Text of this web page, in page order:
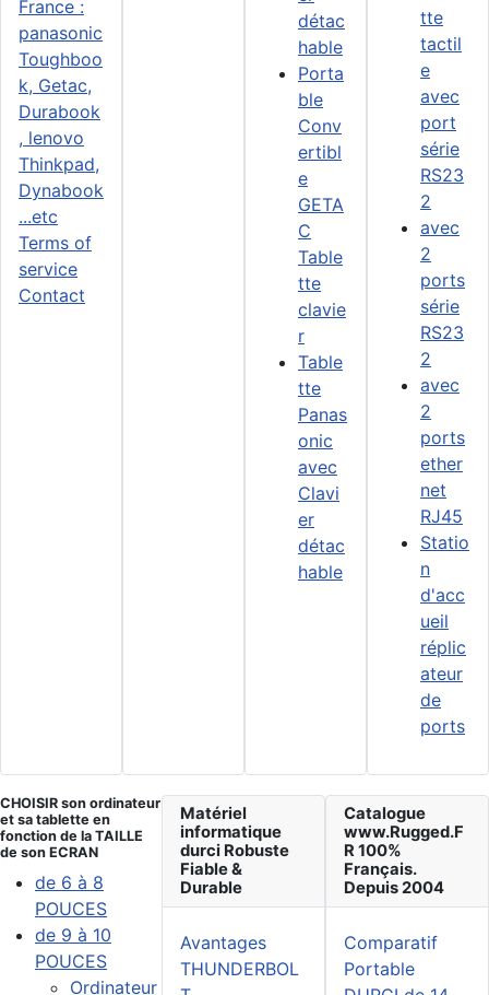
Terms of
service
Contact
détac
hable
Porta
ble
Conv
ertibl
e
GETA
C
Table
tte
clavie
r
Table
tte
Panas
onic
avec
Clavi
er
détac
hable
tte
tactil
e
avec
port
série
RS23
2
avec
2
ports
série
RS23
2
avec
2
ports
ether
net
RJ45
Statio
n
d'acc
ueil
réplic
ateur
de
ports
CHOISIR son ordinateur
et sa tablette en
fonction de la TAILLE
de son ECRAN
de 6 à 8
POUCES
de 9 à 10
POUCES
Ordinateur
Matériel
informatique
durci Robuste
Fiable &
Durable
Avantages
THUNDERBOL
Catalogue
www.Rugged.F
R 100%
Français.
Depuis 2004
Comparatif
Portable